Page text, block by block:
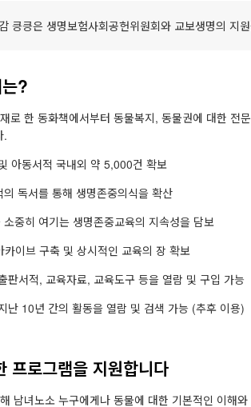
킁킁은 생명보험사회공헌위원회와 교보생명의 지
?
로 한 동화책에서부터 동물복지, 동물권에 대한 전
.
아동서적 국내외 약 5,000건 확보
독서를 통해 생명존중의식을 확산
중히 여기는 생명존중교육의 지속성을 담보
카이브 구축 및 상시적인 교육의 장 확보
판서적, 교육자료, 교육도구 등을 열람 및 구입 가능
난 10년 간의 활동을 열람 및 검색 가능 (추후 이용)
프로그램을 지원합니다
남녀노소 누구에게나 동물에 대한 기본적인 이해